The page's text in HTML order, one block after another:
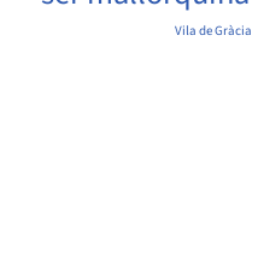
Vila de Gràcia